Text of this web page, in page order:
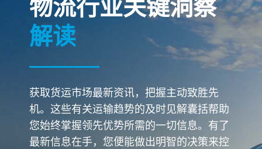
物流行业关键洞察
解读
获取货运市场最新资讯，把握主动致胜先
机。这些有关运输趋势的及时见解囊括帮助
您始终掌握领先优势所需的一切信息。有了
最新信息在手，您便能做出明智的决策来控